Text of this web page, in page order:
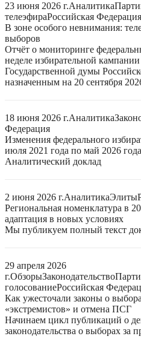
23 июня 2026 г.Аналитика
телеэфираРоссийская Федерация
В зоне особого невнимания:
выборов
Отчёт о мониторинге
неделе избирательной
Государственной думы
назначенным на 20 сентября
18 июня 2026 г.Аналитика
Федерация
Изменения федерального
июля 2021 года по май 2026 года
Аналитический доклад
2 июня 2026 г.АналитикаЭлиты
Региональная номенклатура в
адаптация в новых условиях
Мы публикуем полный текст
29 апреля 2026
г.ОбзорыЗаконодательство
голосованиеРоссийская
Как ужесточали законы о
«экстремистов» и отмена ПСГ
Начинаем цикл публикаций о
законодательства о выборах за